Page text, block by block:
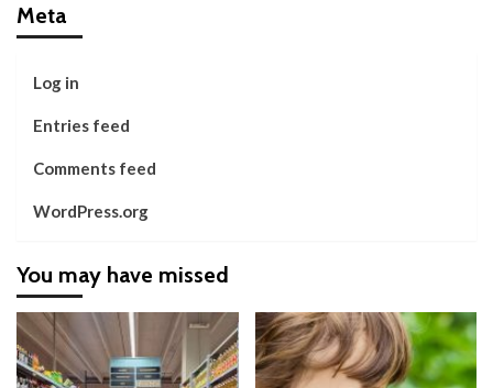
Meta
Log in
Entries feed
Comments feed
WordPress.org
You may have missed